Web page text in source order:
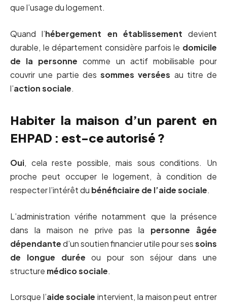
que l’usage du logement.
Quand l’hébergement en établissement devient
durable, le département considère parfois le domicile
de la personne comme un actif mobilisable pour
couvrir une partie des sommes versées au titre de
l’action sociale.
Habiter la maison d’un parent en
EHPAD : est-ce autorisé ?
Oui, cela reste possible, mais sous conditions. Un
proche peut occuper le logement, à condition de
respecter l’intérêt du bénéficiaire de l’aide sociale.
L’administration vérifie notamment que la présence
dans la maison ne prive pas la personne âgée
dépendanted’un soutien financier utile pour sessoins
de longue durée ou pour son séjour dans une
structure médico sociale.
Lorsque l’aide sociale intervient, la maison peut entrer